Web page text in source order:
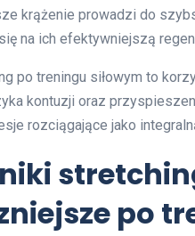
krążenie prowadzi do
na ich efektywniejszą
po treningu siłowym to
kontuzji oraz
rozciągające jako
po